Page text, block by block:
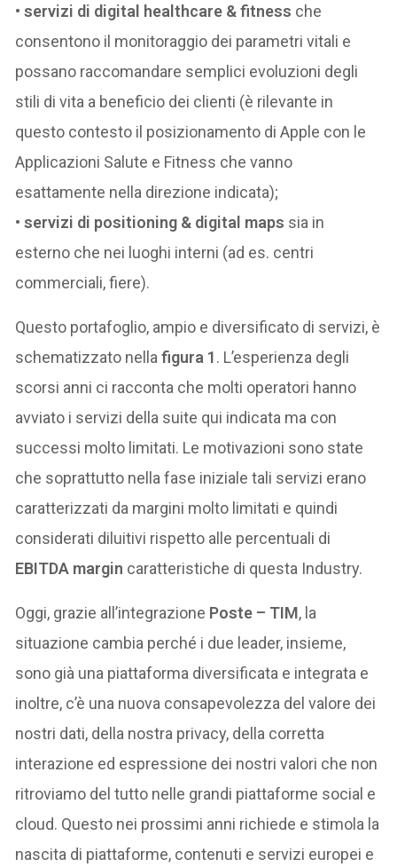
•servizi di digital healthcare & fitness che
consentono il monitoraggio dei parametri vitali e
possano raccomandare semplici evoluzioni degli
stili di vita a beneficio dei clienti (è rilevante in
questo contesto il posizionamento di Apple con le
Applicazioni Salute e Fitness che vanno
esattamente nella direzione indicata);
•servizi di positioning & digital maps sia in
esterno che nei luoghi interni (ad es. centri
commerciali, fiere).
Questo portafoglio, ampio e diversificato di servizi, è
schematizzato nellafigura 1. L’esperienza degli
scorsi anni ci racconta che molti operatori hanno
avviato i servizi della suite qui indicata ma con
successi molto limitati. Le motivazioni sono state
che soprattutto nella fase iniziale tali servizi erano
caratterizzati da margini molto limitati e quindi
considerati diluitivi rispetto alle percentuali di
EBITDA margin caratteristiche di questa Industry.
Oggi, grazie all’integrazione Poste – TIM, la
situazione cambia perché i due leader, insieme,
sono già una piattaforma diversificata e integrata e
inoltre, c’è una nuova consapevolezza del valore dei
nostri dati, della nostra privacy, della corretta
interazione ed espressione dei nostri valori che non
ritroviamo del tutto nelle grandi piattaforme social e
cloud. Questo nei prossimi anni richiede e stimola la
nascita di piattaforme, contenuti e servizi europei e